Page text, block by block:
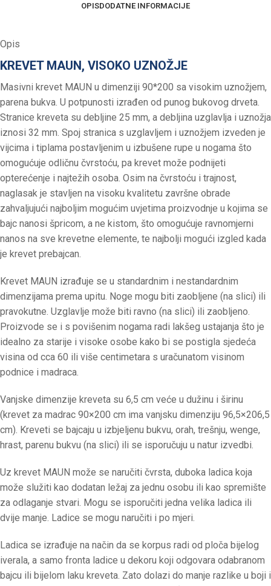
OPISDODATNE INFORMACIJE
Opis
KREVET MAUN, VISOKO UZNOŽJE
Masivni krevet MAUN u dimenziji 90*200 sa visokim uznožjem,
parena bukva. U potpunosti izrađen od punog bukovog drveta.
Stranice kreveta su debljine 25 mm, a debljina uzglavlja i uznožja
iznosi 32 mm. Spoj stranica s uzglavljem i uznožjem izveden je
vijcima i tiplama postavljenim u izbušene rupe u nogama što
omogućuje odličnu čvrstoću, pa krevet može podnijeti
opterećenje i najtežih osoba. Osim na čvrstoću i trajnost,
naglasak je stavljen na visoku kvalitetu završne obrade
zahvaljujući najboljim mogućim uvjetima proizvodnje u kojima se
bajc nanosi špricom, a ne kistom, što omogućuje ravnomjerni
nanos na sve krevetne elemente, te najbolji mogući izgled kada
je krevet prebajcan.
Krevet MAUN izrađuje se u standardnim i nestandardnim
dimenzijama prema upitu. Noge mogu biti zaobljene (na slici) ili
pravokutne. Uzglavlje može biti ravno (na slici) ili zaobljeno.
Proizvode se i s povišenim nogama radi lakšeg ustajanja što je
idealno za starije i visoke osobe kako bi se postigla sjedeća
visina od cca 60 ili više centimetara s uračunatom visinom
podnice i madraca.
Vanjske dimenzije kreveta su 6,5 cm veće u dužinu i širinu
(krevet za madrac 90×200 cm ima vanjsku dimenziju 96,5×206,5
cm). Kreveti se bajcaju u izbjeljenu bukvu, orah, trešnju, wenge,
hrast, parenu bukvu (na slici) ili se isporučuju u natur izvedbi.
Uz krevet MAUN može se naručiti čvrsta, duboka ladica koja
može služiti kao dodatan ležaj za jednu osobu ili kao spremište
za odlaganje stvari. Mogu se isporučiti jedna velika ladica ili
dvije manje. Ladice se mogu naručiti i po mjeri.
Ladica se izrađuje na način da se korpus radi od ploča bijelog
iverala, a samo fronta ladice u dekoru koji odgovara odabranom
bajcu ili bijelom laku kreveta. Zato dolazi do manje razlike u boji i